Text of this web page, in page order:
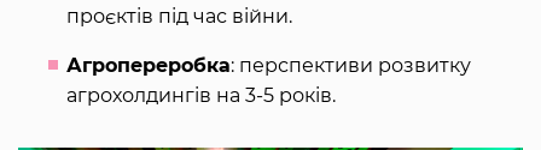
проєктів під час війни.
Агропереробка: перспективи розвитку
агрохолдингів на 3-5 років.